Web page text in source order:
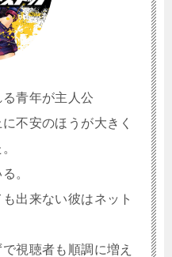
青年が主人公
不安のほうが大きく
。
出来ない彼はネット
視聴者も順調に増え